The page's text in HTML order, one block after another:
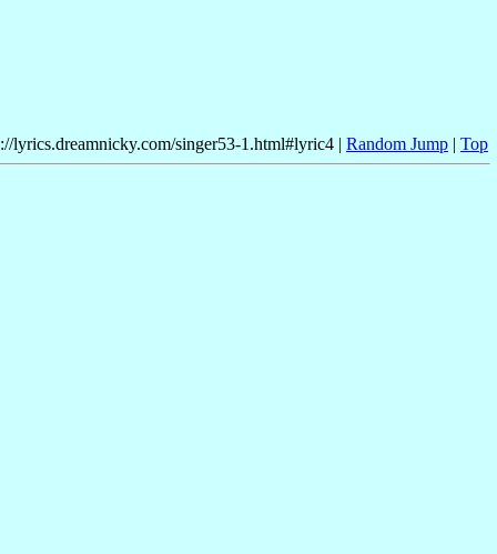
lyrics.dreamnicky.com/singer53-1.html#lyric4 | Random Jump | Top